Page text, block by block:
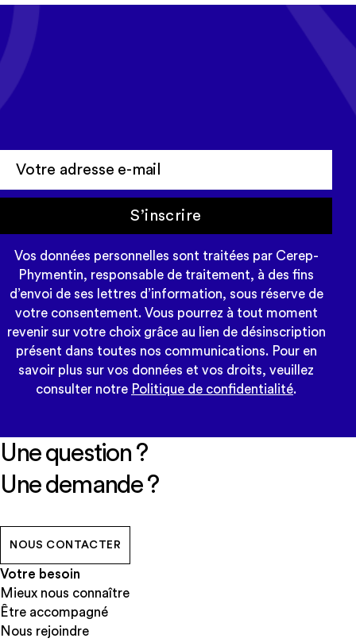
Tous les mois, recevez l'actualité
S’inscrire
Vos données personnelles sont traitées par Cerep-
Phymentin, responsable de traitement, à des fins
d’envoi de ses lettres d’information, sous réserve de
votre consentement. Vous pourrez à tout moment
revenir sur votre choix grâce au lien de désinscription
présent dans toutes nos communications. Pour en
savoir plus sur vos données et vos droits, veuillez
consulter notre Politique de confidentialité.
Une question ?
Une demande ?
NOUS CONTACTER
Votre besoin
Mieux nous connaître
Être accompagné
Nous rejoindre